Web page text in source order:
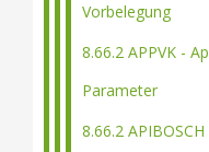
Vorbelegung
8.66.2 APPVK -
Parameter
8.66.2